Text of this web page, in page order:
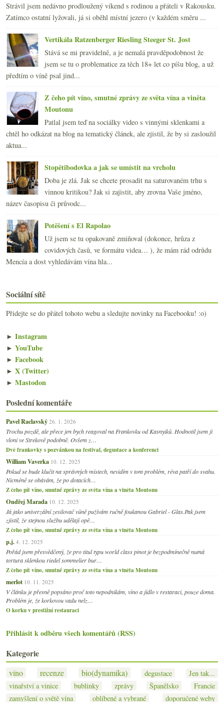
Strávil jsem nedávno prodloužený víkend s rodinou a přáteli v Rakousku.
Zatímco ostatní lyžovali, já si oběhl místní jezero (v každém směru ...
Vertikála Ratzenberger Riesling Steeger St. Jost
Stává se mi pravidelně, a je nemalá pravděpodobnost že
jsem se tu o problematice za těch 18+ let co píšu blog, a už
předtím o víně psal jind...
Z čeho pít víno, smutné zprávy ze světa vína a viněta
Moutonu
Patlal jsem teď na sociálky video s vinnými sklenkami a
chtěl ho odkázat na blog na tematický článek, ale zjistil, že by si zasloužil
aktua...
Stopětibodovka a jak se umístit na vrcholu
Doba je zlá. Jak se chcete prosadit na saturovaném trhu s
vinnou kritikou? Jak si zajistit, aby zrovna Vaše jméno,
název časopisu či průvodc...
Potěšení s El Rapolao
Už jsem se tu opakovaně zmiňoval (dokonce, hrůza z
covidových časů, ve formátu videa… ), že mám rád odrůdu
Mencía a dost vyhledávám vína hla...
Sociální sítě
Přidejte se do přátel tohoto webu a sledujte novinky na Facebooku! :o)
► Instagram
► YouTube
► Facebook
► X (Twitter)
► Mastodon
Poslední komentáře
Pavel Raclavský 26. 1. 2026
Trochu pozdě, ale přece jen bych reagoval na Frankovku od Kasnyiků. Hodnotil jsem ji
vloni ve Strekově podobně. Ovšem z…
Dvě frankovky s pozvánkou na festival, degustace a konferenci
William Vaverka 10. 12. 2025
Pokud se bude klučit na správných místech, nevidím v tom problém, réva patří do svahu.
Nicméně se obávám, že po dotacích…
Z čeho pít víno, smutné zprávy ze světa vína a viněta Moutonu
Ondřej Marada 10. 12. 2025
Já jako univerzální zesilovač vůně pužívám ručně foukanou Gabriel - Glas.Pak jsem
zjistil, že stejnou službu udělají opě…
Z čeho pít víno, smutné zprávy ze světa vína a viněta Moutonu
p.j. 4. 12. 2025
Pořád jsem přesvědčený, že pro titul typu world class pinot je bezpodmínečně nutná
tortura sklenkou riedel sommelier bur…
Z čeho pít víno, smutné zprávy ze světa vína a viněta Moutonu
merlot 10. 11. 2025
V článku je přesně popsáno proč toto nepodnikám, víno a jídlo v restaraci, pouze doma.
Problém je, že korkovou vadu nelz…
O korku v prestižní restauraci
Přihlásit k odběru všech komentářů (RSS)
Kategorie
víno recenze bio(dynamika) degustace
Jen tak...
vinařství a vinice
bublinky zprávy Španělsko
Francie
zamyšlení o světě vína
oblíbené a vybrané doporučené weby